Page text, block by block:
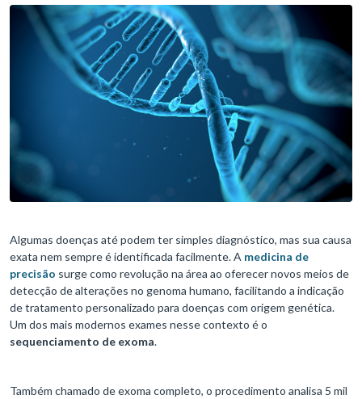
Algumas doenças até podem ter simples diagnóstico, mas sua causa
exata nem sempre é identificada facilmente. A medicina de
precisão surge como revolução na área ao oferecer novos meios de
detecção de alterações no genoma humano, facilitando a indicação
de tratamento personalizado para doenças com origem genética.
Um dos mais modernos exames nesse contexto é o
sequenciamento de exoma.
Também chamado de exoma completo, o procedimento analisa 5 mil